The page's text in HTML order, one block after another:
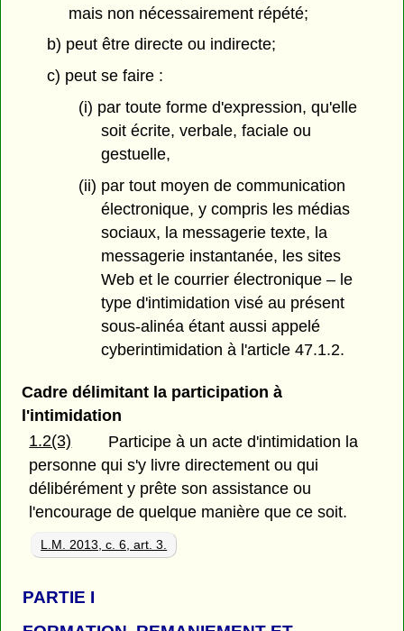
mais non nécessairement répété;
b) peut être directe ou indirecte;
c) peut se faire :
(i) par toute forme d'expression, qu'elle
soit écrite, verbale, faciale ou
gestuelle,
(ii) par tout moyen de communication
électronique, y compris les médias
sociaux, la messagerie texte, la
messagerie instantanée, les sites
Web et le courrier électronique – le
type d'intimidation visé au présent
sous-alinéa étant aussi appelé
cyberintimidation à l'article 47.1.2.
Cadre délimitant la participation à
l'intimidation
1.2(3)
Participe à un acte d'intimidation la
personne qui s'y livre directement ou qui
délibérément y prête son assistance ou
l'encourage de quelque manière que ce soit.
L.M. 2013, c. 6, art. 3.
PARTIE I